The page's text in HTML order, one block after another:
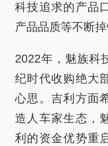
科技追求的产品
产品品质等不断掉
2022年，魅族科
纪时代收购绝大
心思。吉利方面
造人车家生态，
利的资金优势重